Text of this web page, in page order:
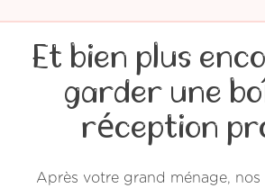
Et bien plus
garder une
réception
Après votre grand ménage,